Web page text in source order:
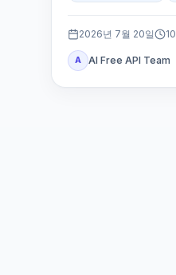
2026년 7월 20일 10
A AI Free API Team